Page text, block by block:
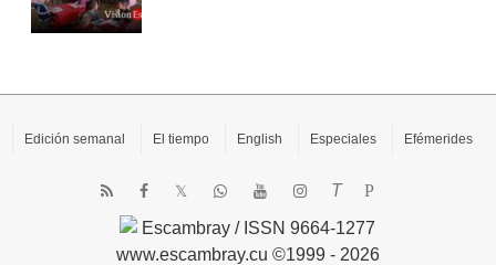
Edición semanal El tiempo English Especiales Efémerides
T P
Escambray / ISSN 9664-1277
www.escambray.cu ©1999 - 2026